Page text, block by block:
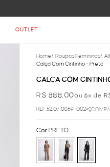
OUTLET
Home/ Roupas Femininas/
Calça Com Cintinho - Preto
CALÇA COM
R$ 888,00ou 6x de
REF.52.07.0059-002
Cor:PRETO